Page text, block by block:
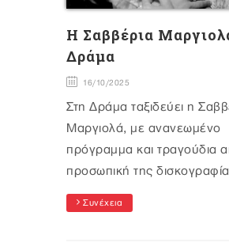
H Σαββέρια
Δράμα
16/10/2025
Στη Δράμα ταξιδεύει η
Μαργιολά, με ανανεωμένο
πρόγραμμα και τραγούδια
προσωπική της
Συνέχεια